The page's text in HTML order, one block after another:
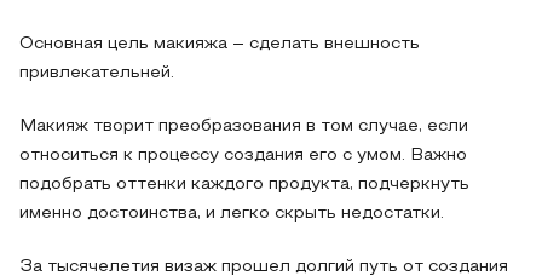
Основная цель макияжа – сделать внешность
привлекательней.
Макияж творит преобразования в том случае, если
относиться к процессу создания его с умом. Важно
подобрать оттенки каждого продукта, подчеркнуть
именно достоинства, и легко скрыть недостатки.
За тысячелетия визаж прошел долгий путь от создания